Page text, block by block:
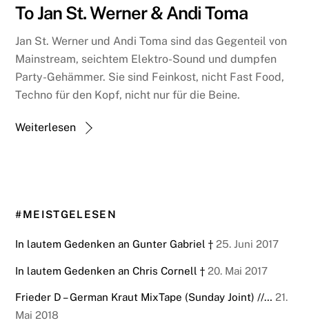
To Jan St. Werner & Andi Toma
Jan St. Werner und Andi Toma sind das Gegenteil von
Mainstream, seichtem Elektro-Sound und dumpfen
Party-Gehämmer. Sie sind Feinkost, nicht Fast Food,
Techno für den Kopf, nicht nur für die Beine.
Weiterlesen
#MEISTGELESEN
In lautem Gedenken an Gunter Gabriel † 25. Juni 2017
In lautem Gedenken an Chris Cornell † 20. Mai 2017
Frieder D – German Kraut MixTape (Sunday Joint) //… 21.
Mai 2018